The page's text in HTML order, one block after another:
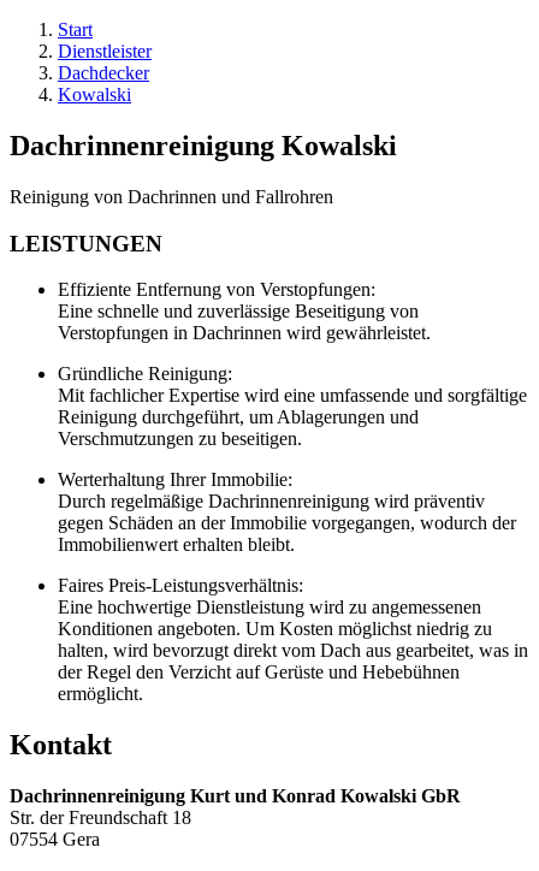
Start
Dienstleister
Dachdecker
Kowalski
Dachrinnenreinigung Kowalski
Reinigung von Dachrinnen und Fallrohren
LEISTUNGEN
Effiziente Entfernung von Verstopfungen:
Eine schnelle und zuverlässige Beseitigung von
Verstopfungen in Dachrinnen wird gewährleistet.
Gründliche Reinigung:
Mit fachlicher Expertise wird eine umfassende und sorgfältige
Reinigung durchgeführt, um Ablagerungen und
Verschmutzungen zu beseitigen.
Werterhaltung Ihrer Immobilie:
Durch regelmäßige Dachrinnenreinigung wird präventiv
gegen Schäden an der Immobilie vorgegangen, wodurch der
Immobilienwert erhalten bleibt.
Faires Preis-Leistungsverhältnis:
Eine hochwertige Dienstleistung wird zu angemessenen
Konditionen angeboten. Um Kosten möglichst niedrig zu
halten, wird bevorzugt direkt vom Dach aus gearbeitet, was in
der Regel den Verzicht auf Gerüste und Hebebühnen
ermöglicht.
Kontakt
Dachrinnenreinigung Kurt und Konrad Kowalski GbR
Str. der Freundschaft 18
07554 Gera